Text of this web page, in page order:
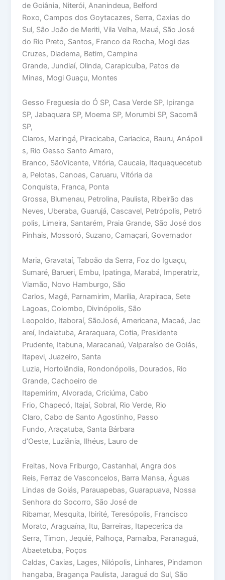
de Goiânia, Niterói, Ananindeua, Belford
Roxo, Campos dos Goytacazes, Serra, Caxias do
Sul, São João de Meriti, Vila Velha, Mauá, São José
do Rio Preto, Santos, Franco da Rocha, Mogi das
Cruzes, Diadema, Betim, Campina
Grande, Jundiaí, Olinda, Carapicuíba, Patos de
Minas, Mogi Guaçu, Montes
Gesso Freguesia do Ó SP, Casa Verde SP, Ipiranga
SP, Jabaquara SP, Moema SP, Morumbi SP, Sacomã
SP,
Claros, Maringá, Piracicaba, Cariacica, Bauru, Anápoli
s, Rio Gesso Santo Amaro,
Branco, SãoVicente, Vitória, Caucaia, Itaquaquecetub
a, Pelotas, Canoas, Caruaru, Vitória da
Conquista, Franca, Ponta
Grossa, Blumenau, Petrolina, Paulista, Ribeirão das
Neves, Uberaba, Guarujá, Cascavel, Petrópolis, Petró
polis, Limeira, Santarém, Praia Grande, São José dos
Pinhais, Mossoró, Suzano, Camaçari, Governador
Maria, Gravataí, Taboão da Serra, Foz do Iguaçu,
Sumaré, Barueri, Embu, Ipatinga, Marabá, Imperatriz,
Viamão, Novo Hamburgo, São
Carlos, Magé, Parnamirim, Marília, Arapiraca, Sete
Lagoas, Colombo, Divinópolis, São
Leopoldo, Itaboraí, SãoJosé, Americana, Macaé, Jac
areí, Indaiatuba, Araraquara, Cotia, Presidente
Prudente, Itabuna, Maracanaú, Valparaíso de Goiás,
Itapevi, Juazeiro, Santa
Luzia, Hortolândia, Rondonópolis, Dourados, Rio
Grande, Cachoeiro de
Itapemirim, Alvorada, Criciúma, Cabo
Frio, Chapecó, Itajaí, Sobral, Rio Verde, Rio
Claro, Cabo de Santo Agostinho, Passo
Fundo, Araçatuba, Santa Bárbara
d’Oeste, Luziânia, Ilhéus, Lauro de
Freitas, Nova Friburgo, Castanhal, Angra dos
Reis, Ferraz de Vasconcelos, Barra Mansa, Águas
Lindas de Goiás, Parauapebas, Guarapuava, Nossa
Senhora do Socorro, São José de
Ribamar, Mesquita, Ibirité, Teresópolis, Francisco
Morato, Araguaína, Itu, Barreiras, Itapecerica da
Serra, Timon, Jequié, Palhoça, Parnaíba, Paranaguá,
Abaetetuba, Poços
Caldas, Caxias, Lages, Nilópolis, Linhares, Pindamon
hangaba, Bragança Paulista, Jaraguá do Sul, São